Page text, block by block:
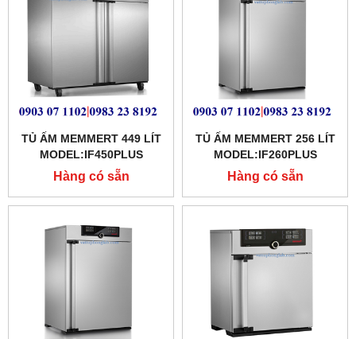
TỦ ẤM MEMMERT 449 LÍT
MODEL:IF450PLUS
Hàng có sẵn
TỦ ẤM MEMMERT 256 LÍT
MODEL:IF260PLUS
Hàng có sẵn